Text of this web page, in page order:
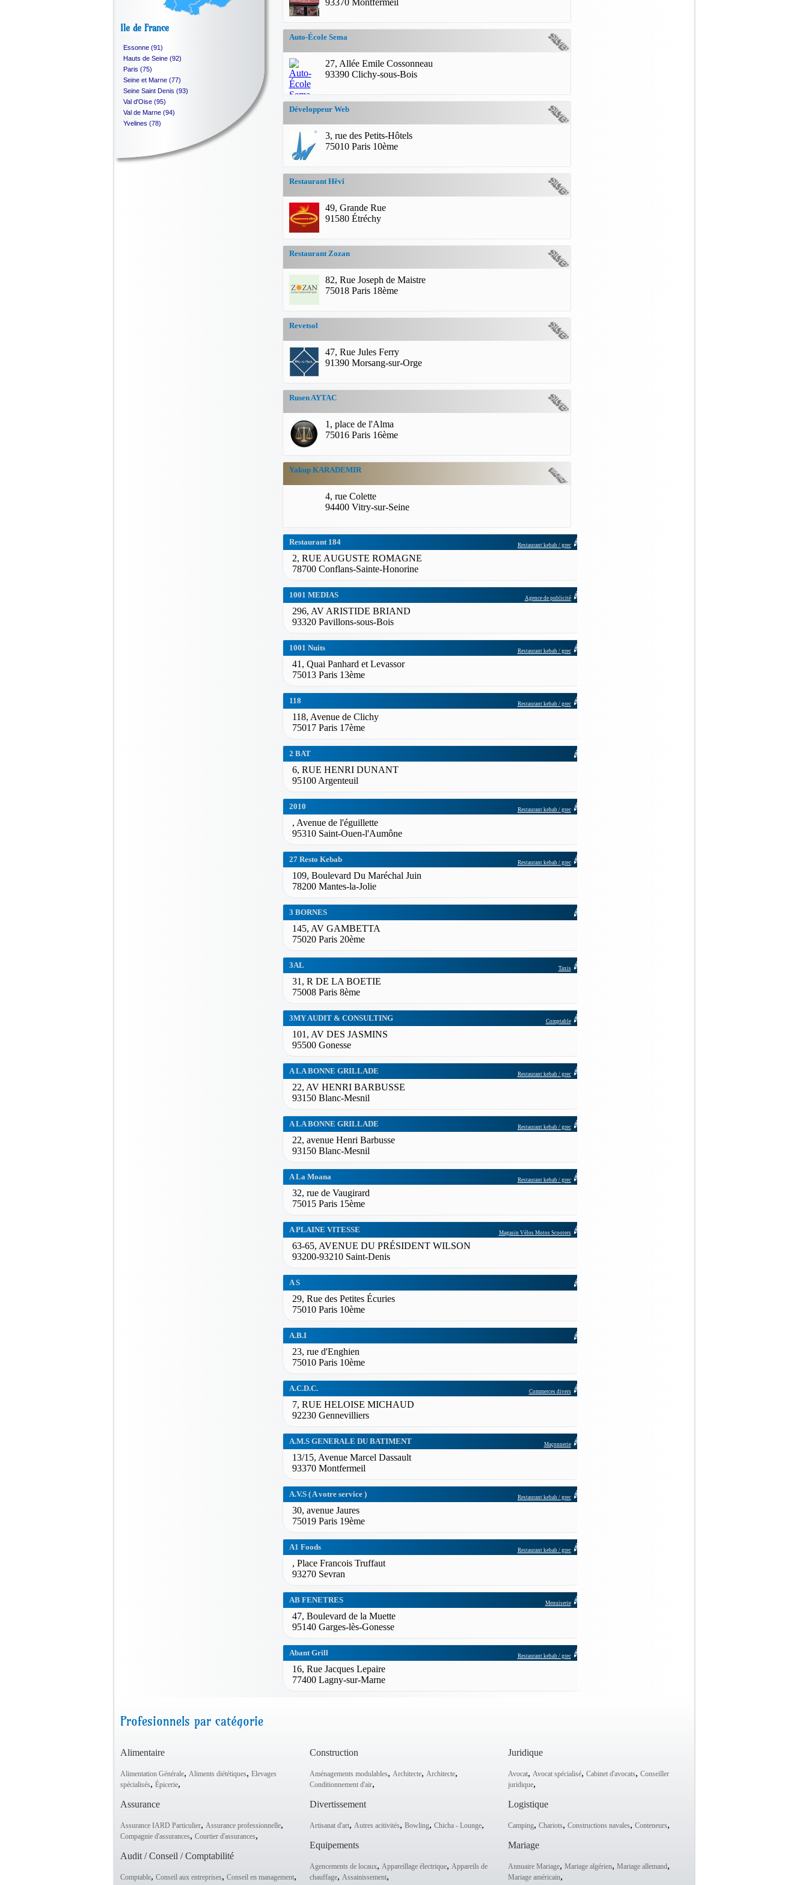
Ile de France
Essonne (91)
Hauts de Seine (92)
Paris (75)
Seine et Marne (77)
Seine Saint Denis (93)
Val d'Oise (95)
Val de Marne (94)
Yvelines (78)
93370 Montfermeil
Auto-École Sema
27, Allée Emile Cossonneau
93390 Clichy-sous-Bois
Développeur Web
3, rue des Petits-Hôtels
75010 Paris 10ème
Restaurant Hêvî
49, Grande Rue
91580 Étréchy
Restaurant Zozan
82, Rue Joseph de Maistre
75018 Paris 18ème
Revetsol
47, Rue Jules Ferry
91390 Morsang-sur-Orge
Rusen AYTAC
1, place de l'Alma
75016 Paris 16ème
Yakup KARADEMIR
4, rue Colette
94400 Vitry-sur-Seine
Restaurant 184 Restaurant kebab / grec
2, RUE AUGUSTE ROMAGNE
78700 Conflans-Sainte-Honorine
1001 MEDIAS Agence de publicité
296, AV ARISTIDE BRIAND
93320 Pavillons-sous-Bois
1001 Nuits Restaurant kebab / grec
41, Quai Panhard et Levassor
75013 Paris 13ème
118 Restaurant kebab / grec
118, Avenue de Clichy
75017 Paris 17ème
2 BAT
6, RUE HENRI DUNANT
95100 Argenteuil
2010 Restaurant kebab / grec
, Avenue de l'éguillette
95310 Saint-Ouen-l'Aumône
27 Resto Kebab Restaurant kebab / grec
109, Boulevard Du Maréchal Juin
78200 Mantes-la-Jolie
3 BORNES
145, AV GAMBETTA
75020 Paris 20ème
3AL Taxis
31, R DE LA BOETIE
75008 Paris 8ème
3MY AUDIT & CONSULTING Comptable
101, AV DES JASMINS
95500 Gonesse
A LA BONNE GRILLADE Restaurant kebab / grec
22, AV HENRI BARBUSSE
93150 Blanc-Mesnil
A LA BONNE GRILLADE Restaurant kebab / grec
22, avenue Henri Barbusse
93150 Blanc-Mesnil
A La Moana Restaurant kebab / grec
32, rue de Vaugirard
75015 Paris 15ème
A PLAINE VITESSE Magasin Vélos Motos Scooters
63-65, AVENUE DU PRÉSIDENT WILSON
93200-93210 Saint-Denis
A S
29, Rue des Petites Écuries
75010 Paris 10ème
A.B.I
23, rue d'Enghien
75010 Paris 10ème
A.C.D.C. Commerces divers
7, RUE HELOISE MICHAUD
92230 Gennevilliers
A.M.S GENERALE DU BATIMENT Maçonnerie
13/15, Avenue Marcel Dassault
93370 Montfermeil
A.V.S ( A votre service ) Restaurant kebab / grec
30, avenue Jaures
75019 Paris 19ème
A1 Foods Restaurant kebab / grec
, Place Francois Truffaut
93270 Sevran
AB FENETRES Menuiserie
47, Boulevard de la Muette
95140 Garges-lès-Gonesse
Abant Grill Restaurant kebab / grec
16, Rue Jacques Lepaire
77400 Lagny-sur-Marne
Profesionnels par catégorie
Alimentaire
Alimentation Générale, Aliments diététiques, Elevages
spécialisés, Épicerie,
Assurance
Assurance IARD Particulier, Assurance professionnelle,
Compagnie d'assurances, Courtier d'assurances,
Audit / Conseil / Comptabilité
Comptable, Conseil aux entreprises, Conseil en management,
Construction
Aménagements modulables, Architecte, Architecte,
Conditionnement d'air,
Divertissement
Artisanat d'art, Autres acitivités, Bowling, Chicha - Lounge,
Equipements
Agencements de locaux, Appareillage électrique, Appareils de
chauffage, Assainissement,
Juridique
Avocat, Avocat spécialisé, Cabinet d'avocats, Conseiller
juridique,
Logistique
Camping, Chariots, Constructions navales, Conteneurs,
Mariage
Annuaire Mariage, Mariage algérien, Mariage allemand,
Mariage américain,